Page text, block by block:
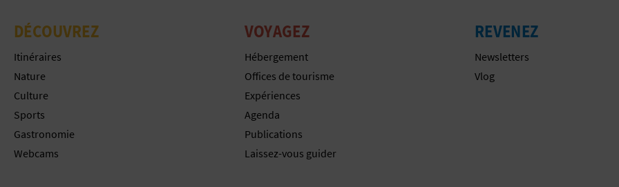
DÉCOUVREZ
Itinéraires
Nature
Culture
Sports
Gastronomie
Webcams
VOYAGEZ
Hébergement
Offices de tourisme
Expériences
Agenda
Publications
Laissez-vous guider
REVENEZ
Newsletters
Vlog